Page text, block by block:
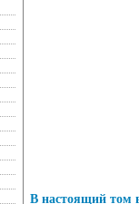
В настоящий том